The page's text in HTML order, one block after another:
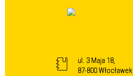
ul. 3 Maja 18,
87-800 Włocławek